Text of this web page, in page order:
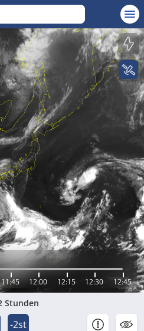
11:45 12:00 12:15 12:30 12:45
Stunden
-2st